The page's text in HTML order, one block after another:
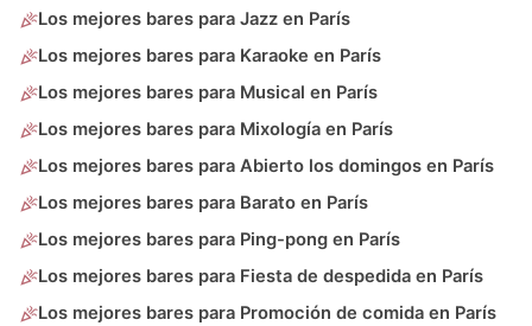
Los mejores bares para Jazz en París
Los mejores bares para Karaoke en París
Los mejores bares para Musical en París
Los mejores bares para Mixología en París
Los mejores bares para Abierto los domingos en París
Los mejores bares para Barato en París
Los mejores bares para Ping-pong en París
Los mejores bares para Fiesta de despedida en París
Los mejores bares para Promoción de comida en París